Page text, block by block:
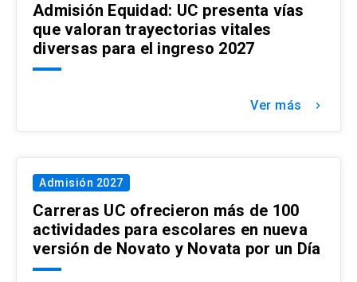
Admisión Equidad: UC presenta vías
que valoran trayectorias vitales
diversas para el ingreso 2027
Ver más keyboard_arrow_right
Admisión 2027
Carreras UC ofrecieron más de 100
actividades para escolares en nueva
versión de Novato y Novata por un Día